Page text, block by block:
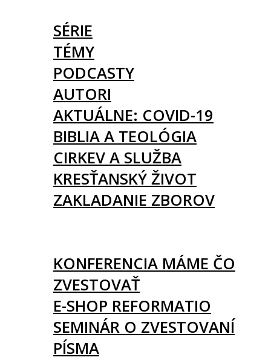
SÉRIE
TÉMY
PODCASTY
AUTORI
AKTUÁLNE: COVID-19
BIBLIA A TEOLÓGIA
CIRKEV A SLUŽBA
KRESŤANSKÝ ŽIVOT
ZAKLADANIE ZBOROV
KONFERENCIA MÁME ČO
ZVESTOVAŤ
E-SHOP REFORMATIO
SEMINÁR O ZVESTOVANÍ
PÍSMA